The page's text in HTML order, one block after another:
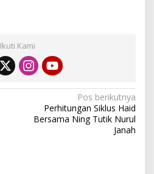
Ikuti Kami
Pos berikutnya
Perhitungan Siklus Haid
Bersama Ning Tutik Nurul
Janah